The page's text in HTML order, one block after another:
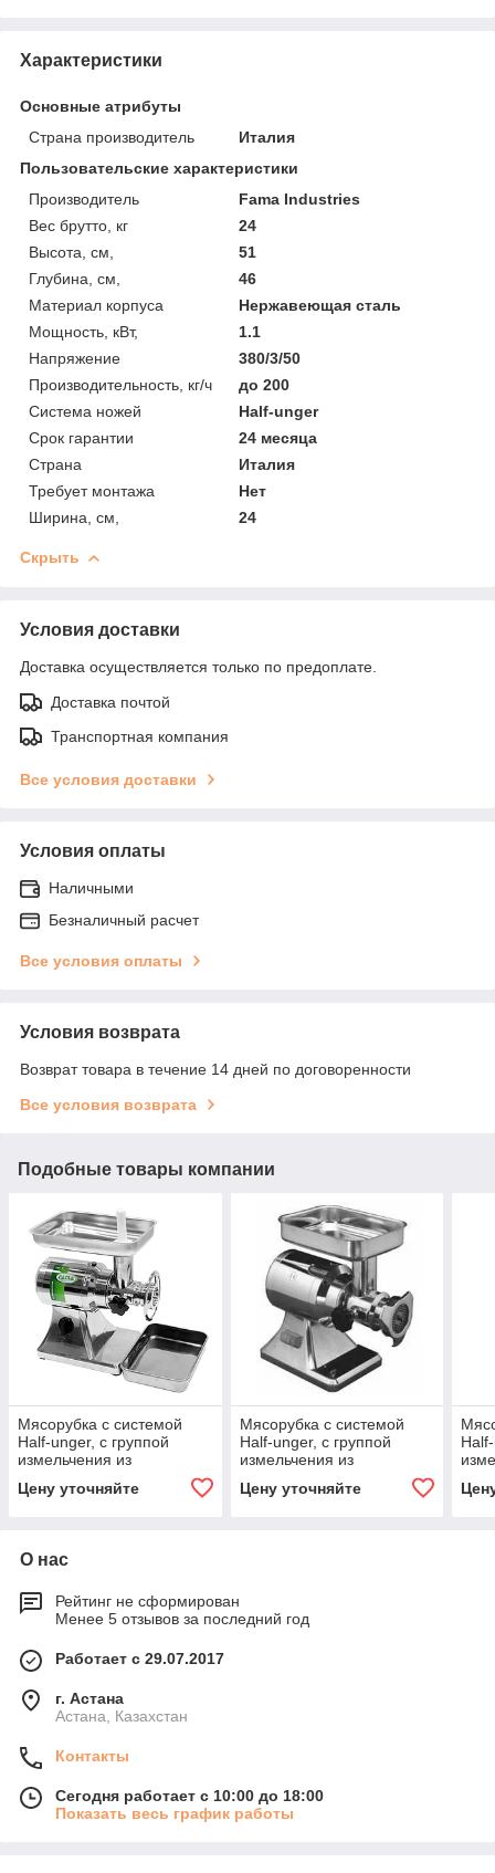
Характеристики
Основные атрибуты
Страна производитель
Италия
Пользовательские характеристики
Производитель
Fama Industries
Вес брутто, кг
24
Высота, см,
51
Глубина, см,
46
Материал корпуса
Нержавеющая сталь
Мощность, кВт,
1.1
Напряжение
380/3/50
Производительность, кг/ч
до 200
Система ножей
Half-unger
Срок гарантии
24 месяца
Страна
Италия
Требует монтажа
Нет
Ширина, см,
24
Скрыть
Условия доставки
Доставка осуществляется только по предоплате.
Доставка почтой
Транспортная компания
Все условия доставки
Условия оплаты
Наличными
Безналичный расчет
Все условия оплаты
Условия возврата
Возврат товара в течение 14 дней по договоренности
Все условия возврата
Подобные товары компании
Мясорубка с системой
Half-unger, с группой
измельчения из
реверсом, 380/3/50 Fama
Цену уточняйте
Мясорубка с системой
Half-unger, с группой
измельчения из
реверсом, 380/3/50 Fama
Цену уточняйте
О нас
Рейтинг не сформирован
Менее 5 отзывов за последний год
Работает с 29.07.2017
г. Астана
Астана, Казахстан
Контакты
Сегодня работает с 10:00 до 18:00
Показать весь график работы